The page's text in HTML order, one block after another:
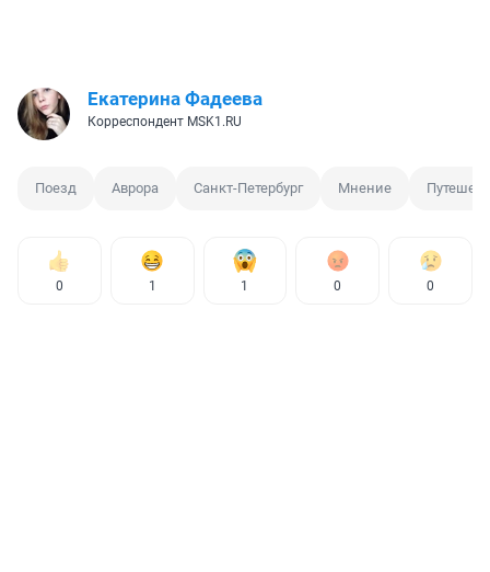
Екатерина Фадеева
Корреспондент MSK1.RU
Поезд Аврора Санкт-Петербург Мнение
0 1 1 0 0